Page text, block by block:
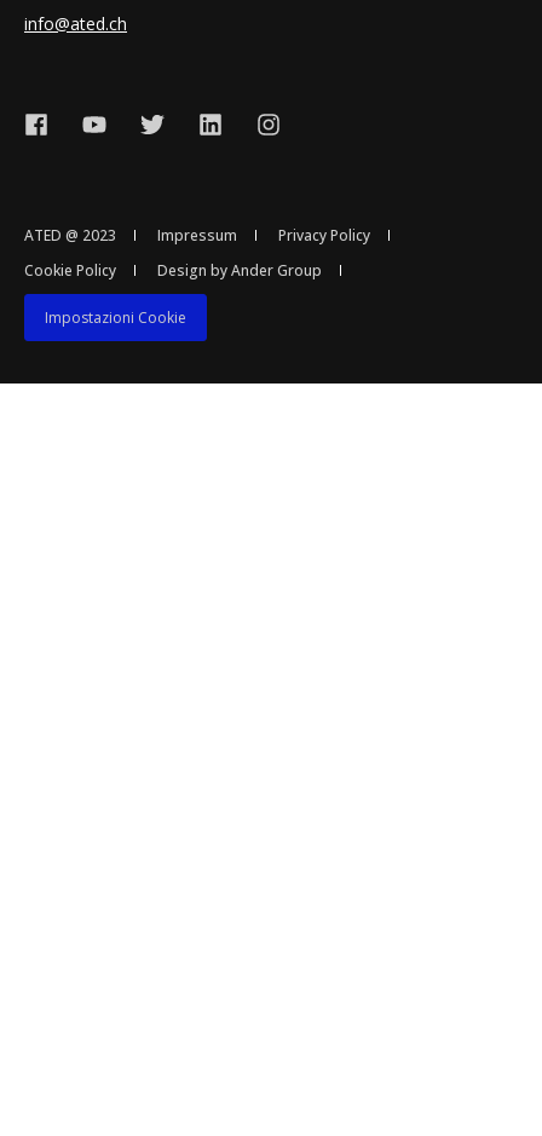
info@ated.ch
ATED @ 2023 Impressum
Privacy Policy
Cookie Policy
Design by Ander Group
Impostazioni Cookie